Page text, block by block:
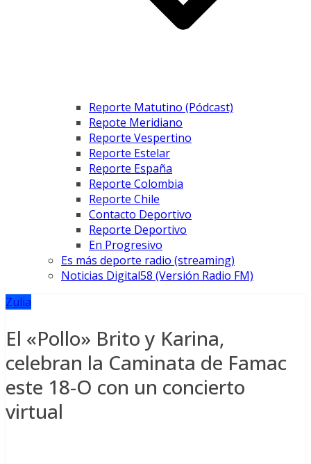
Reporte Matutino (Pódcast)
Repote Meridiano
Reporte Vespertino
Reporte Estelar
Reporte España
Reporte Colombia
Reporte Chile
Contacto Deportivo
Reporte Deportivo
En Progresivo
Es más deporte radio (streaming)
Noticias Digital58 (Versión Radio FM)
Zulia
El «Pollo» Brito y Karina,
celebran la Caminata de Famac
este 18-O con un concierto
virtual